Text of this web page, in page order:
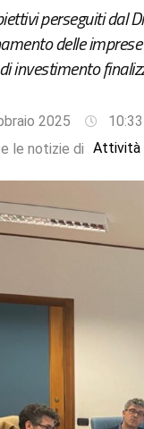
perseguiti dal
delle
investimento
2025 10:33
le notizie di Attività